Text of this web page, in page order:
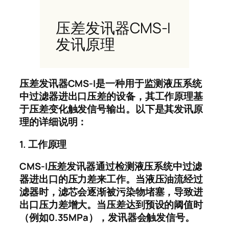
压差发讯器CMS-I
发讯原理
压差发讯器CMS-I是一种用于监测液压系统
中过滤器进出口压差的设备，其工作原理基
于压差变化触发信号输出。以下是其发讯原
理的详细说明：
1. 工作原理
CMS-I压差发讯器通过检测液压系统中过滤
器进出口的压力差来工作。当液压油流经过
滤器时，滤芯会逐渐被污染物堵塞，导致进
出口压力差增大。当压差达到预设的阈值时
（例如0.35MPa），发讯器会触发信号。